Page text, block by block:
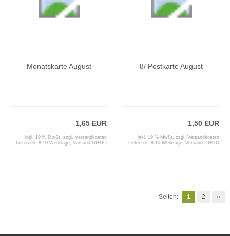
Monatskarte August
1,65 EUR
inkl. 19 % MwSt. zzgl. Versandkosten
Lieferzeit: 8-10 Werktage, Versand DI+DO
8/ Postkarte August
1,50 EUR
inkl. 19 % MwSt. zzgl. Versandkosten
Lieferzeit: 8-10 Werktage, Versand DI+DO
Seiten: 1 2 »